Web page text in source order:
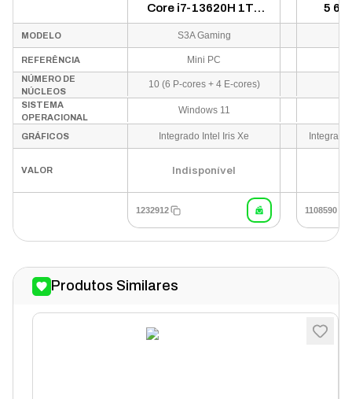
Core i7-13620H 1TB
SSD 16GB RAM -
Preto
5
MODELO S3A Gaming
REFERÊNCIA Mini PC
NÚMERO DE
NÚCLEOS
10 (6 P-cores + 4 E-cores)
SISTEMA
OPERACIONAL
Windows 11
GRÁFICOS Integrado Intel Iris Xe
VALOR Indisponível
1232912 1108590
Produtos Similares